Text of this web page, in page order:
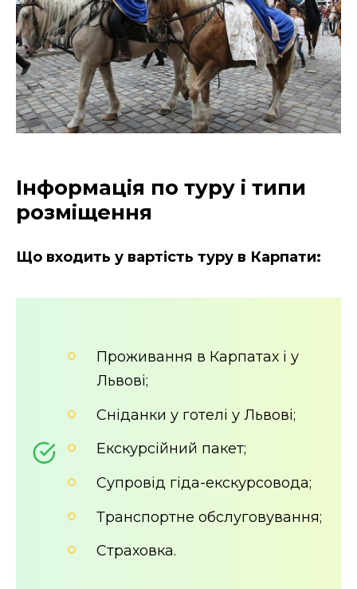
Інформація по туру і типи
розміщення
Що входить у вартість туру в Карпати:
Проживання в Карпатах і у
Львові;
Сніданки у готелі у Львові;
Екскурсійний пакет;
Супровід гіда-екскурсовода;
Транспортне обслуговування;
Страховка.